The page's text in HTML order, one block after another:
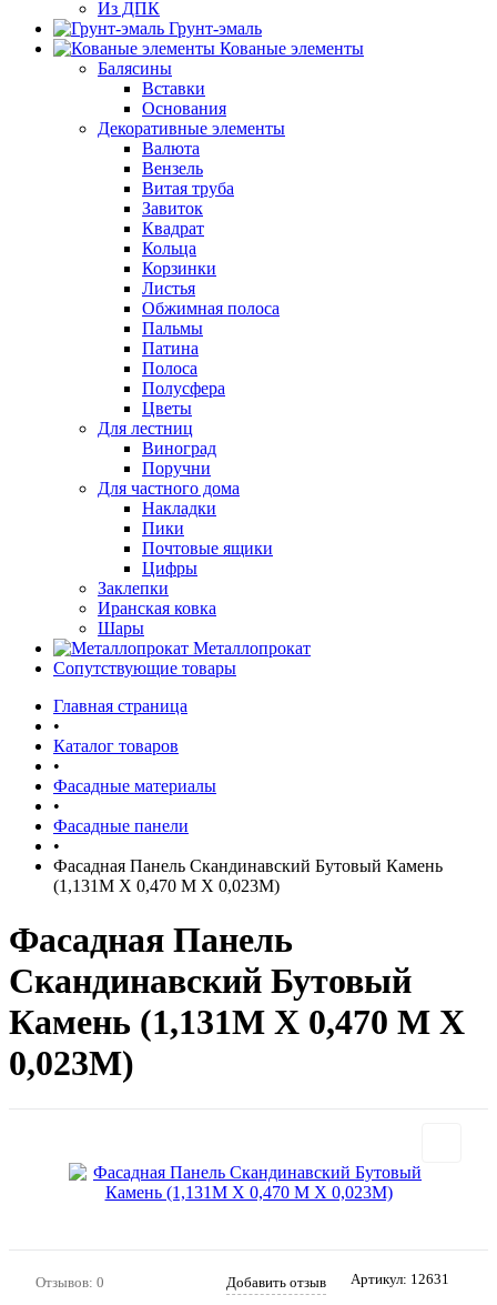
Из ДПК
Грунт-эмаль
Кованые элементы
Балясины
Вставки
Основания
Декоративные элементы
Валюта
Вензель
Витая труба
Завиток
Квадрат
Кольца
Корзинки
Листья
Обжимная полоса
Пальмы
Патина
Полоса
Полусфера
Цветы
Для лестниц
Виноград
Поручни
Для частного дома
Накладки
Пики
Почтовые ящики
Цифры
Заклепки
Иранская ковка
Шары
Металлопрокат
Сопутствующие товары
Главная страница
•
Каталог товаров
•
Фасадные материалы
•
Фасадные панели
•
Фасадная Панель Скандинавский Бутовый Камень
(1,131М Х 0,470 М Х 0,023М)
Фасадная Панель
Скандинавский Бутовый
Камень (1,131М Х 0,470 М Х
0,023М)
Отзывов: 0 Добавить отзыв Артикул: 12631